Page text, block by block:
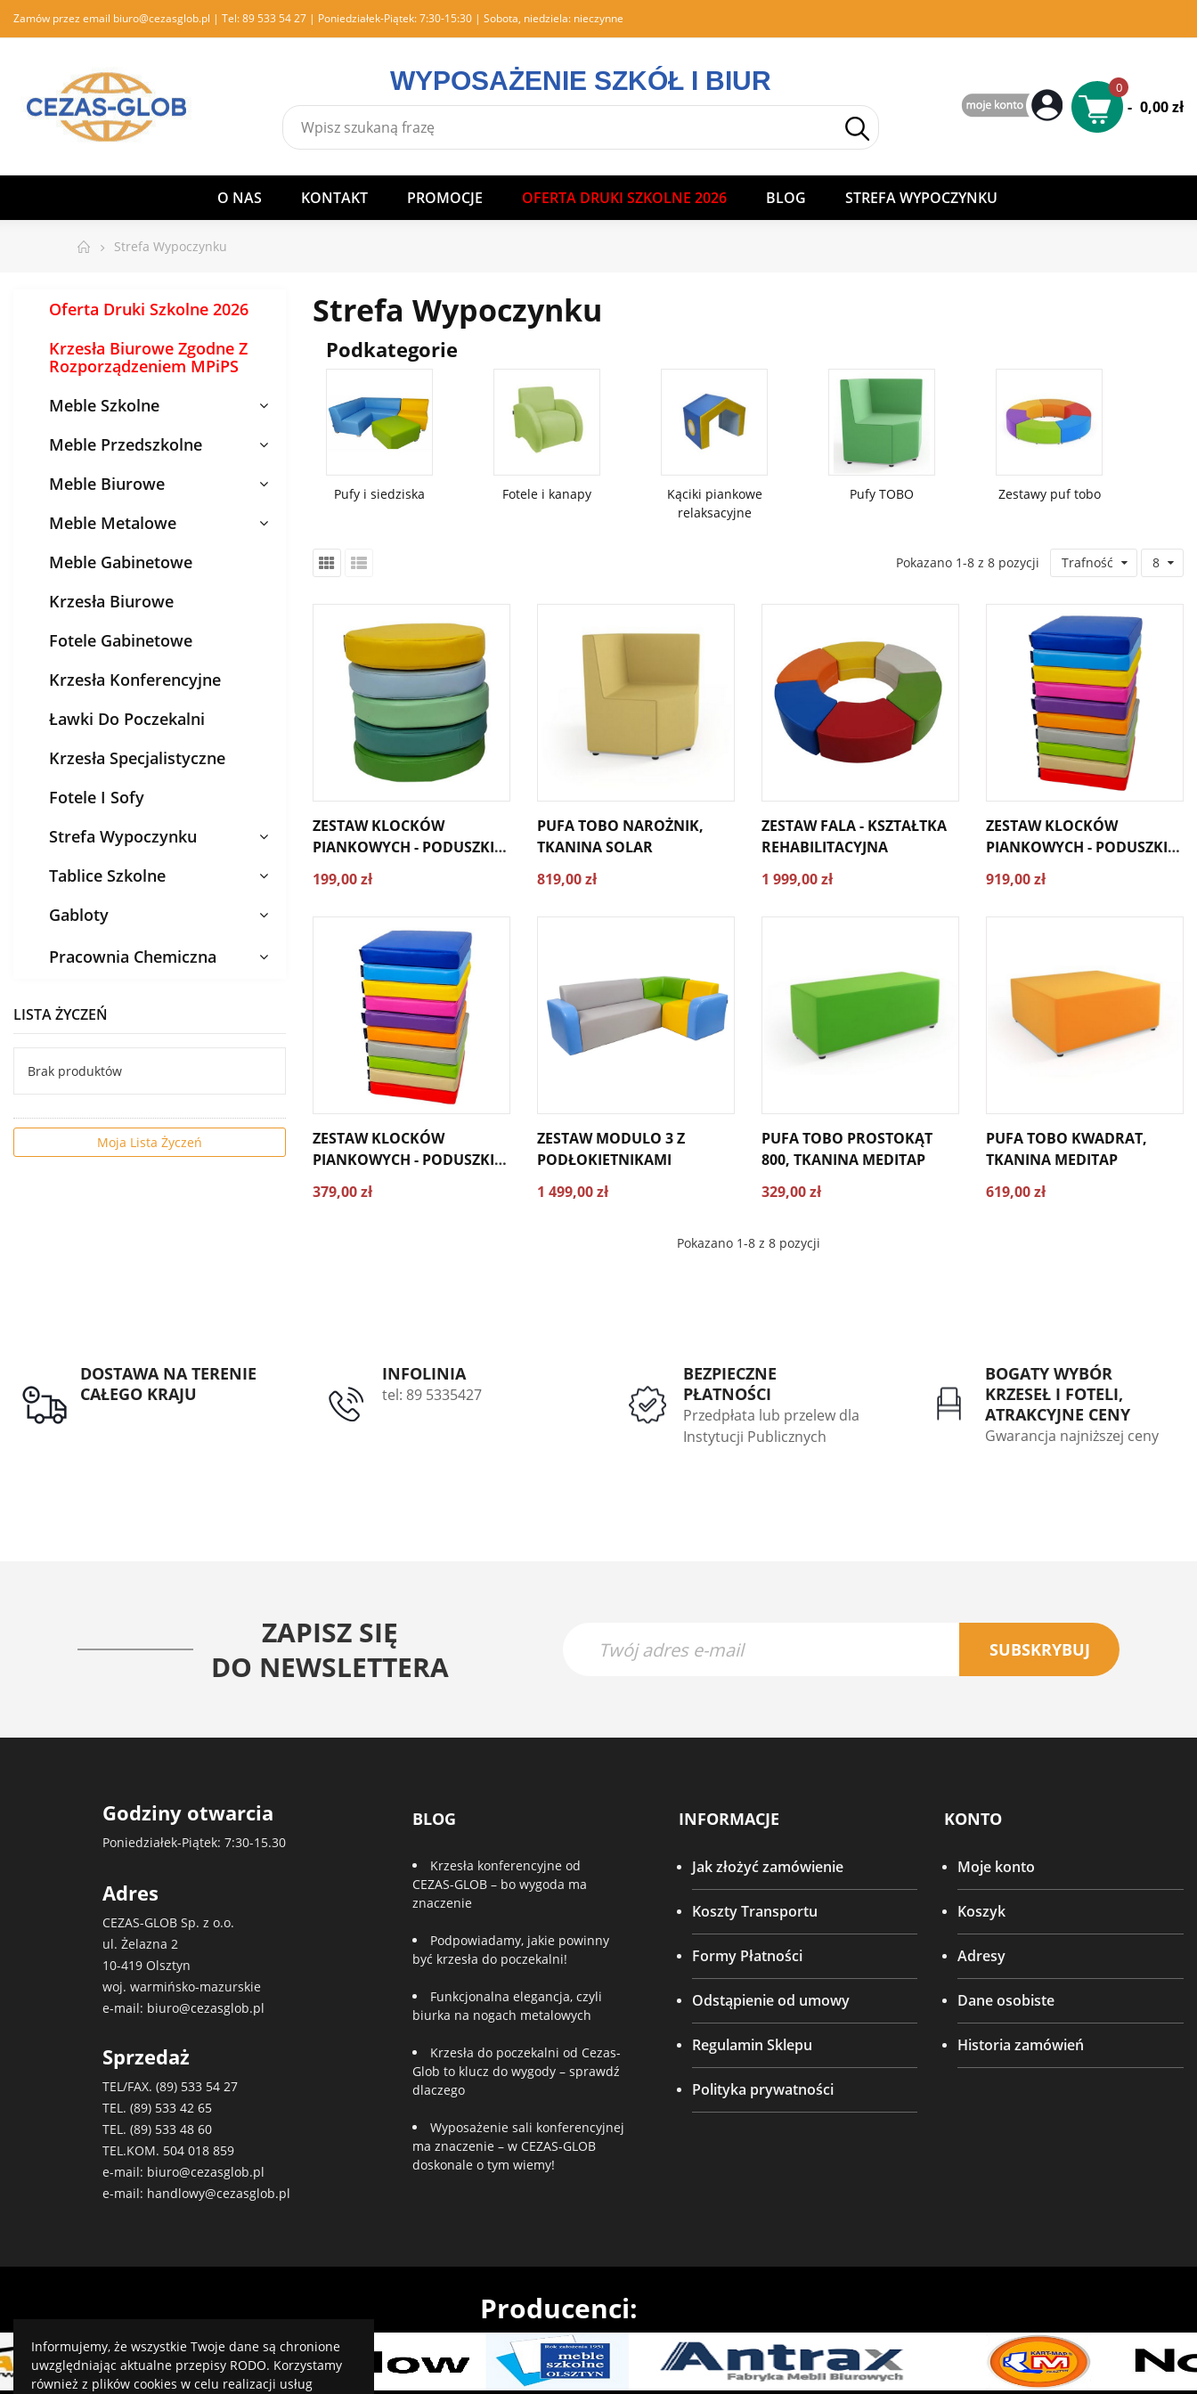
Zamów przez email biuro@cezasglob.pl | Tel:89 533 54 27 | Poniedziałek-Piątek: 7:30-15:30 | Sobota, niedziela: nieczynne
WYPOSAŻENIE SZKÓŁ I BIUR 0
- 0,00 zł
O NAS KONTAKT PROMOCJE OFERTA DRUKI SZKOLNE 2026 BLOG STREFA WYPOCZYNKU
Strefa Wypoczynku
Strefa Wypoczynku
Podkategorie
Pufy i siedziska Fotele i kanapy
Kąciki piankowe
relaksacyjne
Pufy TOBO Zestawy puf tobo
Trafność 8
Pokazano 1-8 z 8 pozycji
ZESTAW KLOCKÓW
PIANKOWYCH - PODUSZKI
OKRĄGŁE 30X5CM - 5 SZT.
199,00 zł
PUFA TOBO NAROŻNIK,
TKANINA SOLAR
819,00 zł
ZESTAW FALA - KSZTAŁTKA
REHABILITACYJNA
1 999,00 zł
ZESTAW KLOCKÓW
PIANKOWYCH - PODUSZKI
KWADRATOWE 30X30X5CM -
25 SZT.
919,00 zł
ZESTAW KLOCKÓW
PIANKOWYCH - PODUSZKI
KWADRATOWE 30X30X5CM -
10 SZT.
379,00 zł
ZESTAW MODULO 3 Z
PODŁOKIETNIKAMI
1 499,00 zł
PUFA TOBO PROSTOKĄT
800, TKANINA MEDITAP
329,00 zł
PUFA TOBO KWADRAT,
TKANINA MEDITAP
619,00 zł
Pokazano 1-8 z 8 pozycji
Oferta Druki Szkolne 2026
Krzesła Biurowe Zgodne Z
Rozporządzeniem MPiPS
Meble Szkolne
Meble Przedszkolne
Meble Biurowe
Meble Metalowe
Meble Gabinetowe
Krzesła Biurowe
Fotele Gabinetowe
Krzesła Konferencyjne
Ławki Do Poczekalni
Krzesła Specjalistyczne
Fotele I Sofy
Strefa Wypoczynku
Tablice Szkolne
Gabloty
Pracownia Chemiczna
LISTA ŻYCZEŃ
Brak produktów
Moja Lista Życzeń
DOSTAWA NA TERENIE
CAŁEGO KRAJU
INFOLINIA
tel: 89 5335427
BEZPIECZNE
PŁATNOŚCI
Przedpłata lub przelew dla
Instytucji Publicznych
BOGATY WYBÓR
KRZESEŁ I FOTELI,
ATRAKCYJNE CENY
Gwarancja najniższej ceny
ZAPISZ SIĘ
DO NEWSLETTERA
SUBSKRYBUJ
Godziny otwarcia
Poniedziałek-Piątek: 7:30-15.30
Adres
CEZAS-GLOB Sp. z o.o.
ul. Żelazna 2
10-419 Olsztyn
woj. warmińsko-mazurskie
e-mail: biuro@cezasglob.pl
Sprzedaż
TEL/FAX. (89) 533 54 27
TEL. (89) 533 42 65
TEL. (89) 533 48 60
TEL.KOM. 504 018 859
e-mail: biuro@cezasglob.pl
e-mail: handlowy@cezasglob.pl
BLOG
Krzesła konferencyjne od
CEZAS-GLOB – bo wygoda ma
znaczenie
Podpowiadamy, jakie powinny
być krzesła do poczekalni!
Funkcjonalna elegancja, czyli
biurka na nogach metalowych
Krzesła do poczekalni od Cezas-
Glob to klucz do wygody – sprawdź
dlaczego
Wyposażenie sali konferencyjnej
ma znaczenie – w CEZAS-GLOB
doskonale o tym wiemy!
INFORMACJE
Jak złożyć zamówienie
Koszty Transportu
Formy Płatności
Odstąpienie od umowy
Regulamin Sklepu
Polityka prywatności
KONTO
Moje konto
Koszyk
Adresy
Dane osobiste
Historia zamówień
Producenci:
Informujemy, że wszystkie Twoje dane są chronione
uwzględniając aktualne przepisy RODO. Korzystamy
również z plików cookies w celu realizacji usług